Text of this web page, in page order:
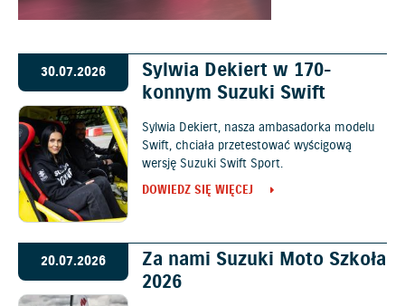
30.07.2026
Sylwia Dekiert w 170-
konnym Suzuki Swift
Sylwia Dekiert, nasza ambasadorka modelu
Swift, chciała przetestować wyścigową
wersję Suzuki Swift Sport.
DOWIEDZ SIĘ WIĘCEJ
20.07.2026
Za nami Suzuki Moto Szkoła
2026